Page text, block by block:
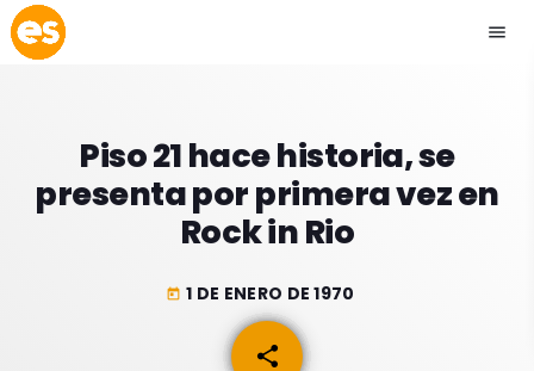
menu
EMISIÓN LA PAZ
EMISIÓN COCHABAMBA
Piso 21 hace historia, se
presenta por primera vez en
Rock in Rio
today 1 DE ENERO DE 1970
share
email